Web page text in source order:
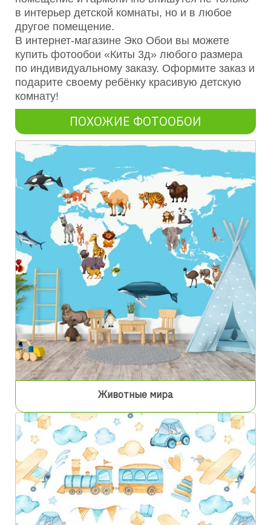
в интерьер детской комнаты, но и в любое
другое помещение.
В интернет-магазине Эко Обои вы можете
купить фотообои «Киты 3д» любого размера
по индивидуальному заказу. Оформите заказ и
подарите своему ребёнку красивую детскую
комнату!
ПОХОЖИЕ ФОТООБОИ
Животные мира